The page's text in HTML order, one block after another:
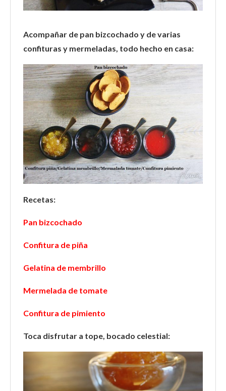
Acompañar de pan bizcochado y de varias
confituras y mermeladas, todo hecho en casa:
Recetas:
Pan bizcochado
Confitura de piña
Gelatina de membrillo
Mermelada de tomate
Confitura de pimiento
Toca disfrutar a tope, bocado celestial: